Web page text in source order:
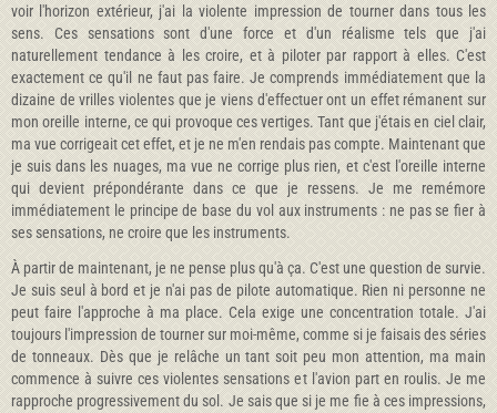
voir l'horizon extérieur, j'ai la violente impression de tourner dans tous les
sens. Ces sensations sont d'une force et d'un réa­lisme tels que j'ai
naturellement tendance à les croire, et à piloter par rapport à elles. C'est
exactement ce qu'il ne faut pas faire. Je comprends immédiatement que la
dizaine de vrilles violentes que je viens d'effec­tuer ont un effet rémanent sur
mon oreille interne, ce qui provoque ces vertiges. Tant que j'étais en ciel clair,
ma vue corrigeait cet effet, et je ne m'en rendais pas compte. Maintenant que
je suis dans les nuages, ma vue ne corrige plus rien, et c'est l'oreille interne
qui devient prépondérante dans ce que je ressens. Je me remémore
immédiatement le principe de base du vol aux instruments : ne pas se fier à
ses sensations, ne croire que les instruments.
À partir de maintenant, je ne pense plus qu'à ça. C'est une question de survie.
Je suis seul à bord et je n'ai pas de pilote automatique. Rien ni personne ne
peut faire l'approche à ma place. Cela exige une concentration totale. J'ai
toujours l'impression de tourner sur moi-même, comme si je faisais des séries
de tonneaux. Dès que je relâche un tant soit peu mon attention, ma main
commence à suivre ces violentes sensations et l'avion part en roulis. Je me
rapproche progressivement du sol. Je sais que si je me fie à ces impressions,